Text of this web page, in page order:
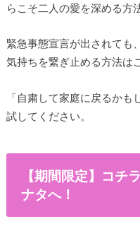
らこそ二人の愛を深める方
緊急事態宣言が出されても
気持ちを繋ぎ止める方法は
「自粛して家庭に戻るか
試してください。
【期間限定】コチ
ナタへ！